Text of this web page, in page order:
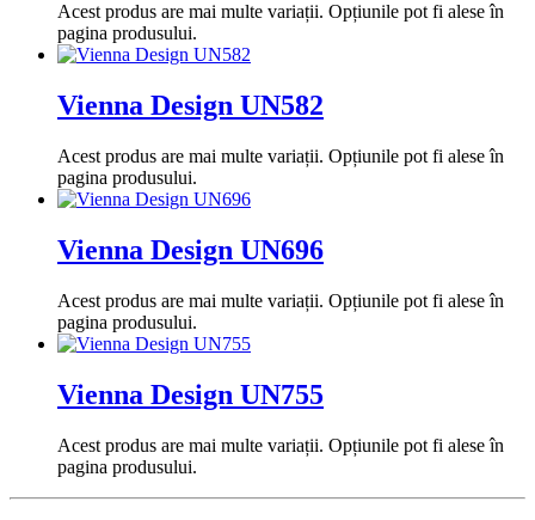
Acest produs are mai multe variații. Opțiunile pot fi alese în
pagina produsului.
Vienna Design UN582
Acest produs are mai multe variații. Opțiunile pot fi alese în
pagina produsului.
Vienna Design UN696
Acest produs are mai multe variații. Opțiunile pot fi alese în
pagina produsului.
Vienna Design UN755
Acest produs are mai multe variații. Opțiunile pot fi alese în
pagina produsului.